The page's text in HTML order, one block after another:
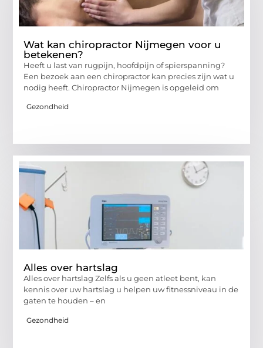
Wat kan chiropractor Nijmegen voor u
betekenen?
Heeft u last van rugpijn, hoofdpijn of spierspanning?
Een bezoek aan een chiropractor kan precies zijn wat u
nodig heeft. Chiropractor Nijmegen is opgeleid om
Gezondheid
Alles over hartslag
Alles over hartslag Zelfs als u geen atleet bent, kan
kennis over uw hartslag u helpen uw fitnessniveau in de
gaten te houden – en
Gezondheid